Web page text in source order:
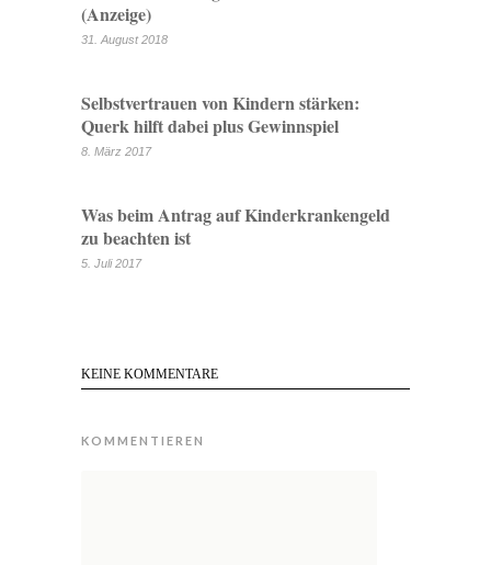
(Anzeige)
31. August 2018
Selbstvertrauen von Kindern stärken:
Querk hilft dabei plus Gewinnspiel
8. März 2017
Was beim Antrag auf Kinderkrankengeld
zu beachten ist
5. Juli 2017
KEINE KOMMENTARE
KOMMENTIEREN